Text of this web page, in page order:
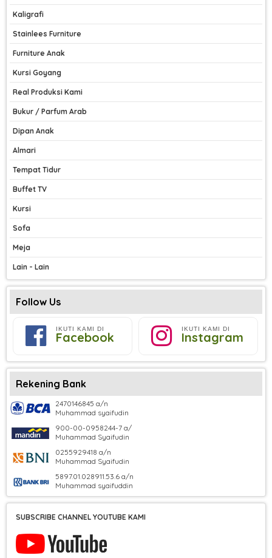
Kaligrafi
Stainlees Furniture
Furniture Anak
Kursi Goyang
Real Produksi Kami
Bukur / Parfum Arab
Dipan Anak
Almari
Tempat Tidur
Buffet TV
Kursi
Sofa
Meja
Lain - Lain
Follow Us
IKUTI KAMI DI
Facebook
IKUTI KAMI DI
Instagram
Rekening Bank
2470146845 a/n
Muhammad syaifudin
900-00-0958244-7 a/
Muhammad Syaifudin
0255929418 a/n
Muhammad Syaifudin
5897.01.028911.53.6 a/n
Muhammad syaifuddin
SUBSCRIBE CHANNEL YOUTUBE KAMI